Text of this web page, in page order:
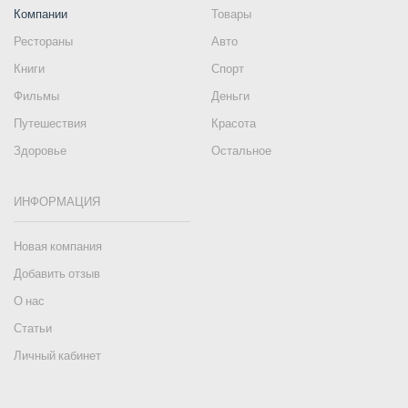
Компании
Товары
Рестораны
Авто
Книги
Спорт
Фильмы
Деньги
Путешествия
Красота
Здоровье
Остальное
ИНФОРМАЦИЯ
Новая компания
Добавить отзыв
О нас
Статьи
Личный кабинет